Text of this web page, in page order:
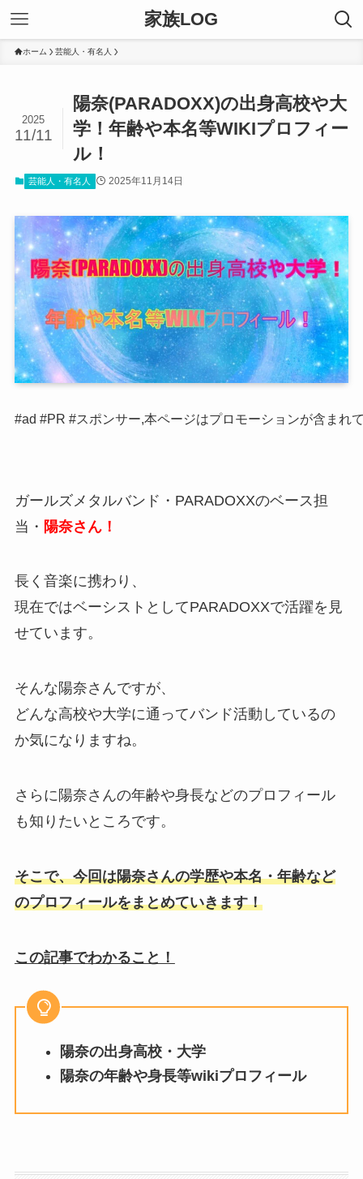
家族LOG
ホーム 芸能人・有名人
陽奈(PARADOXX)の出身高校や大
学！年齢や本名等WIKIプロフィー
ル！
2025
11/11
芸能人・有名人 2025年11月14日
#ad #PR #スポンサー,本ページはプロモーションが含まれ
ガールズメタルバンド・PARADOXXのベース担
当・ 陽奈さん！
長く音楽に携わり、
現在ではベーシストとしてPARADOXXで活躍を見
せています。
そんな陽奈さんですが、
どんな高校や大学に通ってバンド活動しているの
か気になりますね。
さらに陽奈さんの年齢や身長などのプロフィール
も知りたいところです。
そこで、今回は陽奈さんの学歴や本名・年齢など
のプロフィールをまとめていきます！
この記事でわかること！
陽奈の出身高校・大学
陽奈の年齢や身長等wikiプロフィール